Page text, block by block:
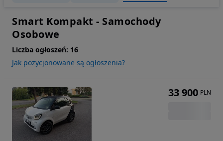
Smart Kompakt - Samochody
Osobowe
Liczba ogłoszeń: 16
Jak pozycjonowane są ogłoszenia?
33 900 PLN